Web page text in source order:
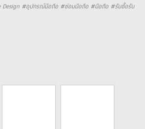
Design #อุปกรณ์มือถือ #ซ่อมมือถือ #มือถือ #รับซื้อรับ